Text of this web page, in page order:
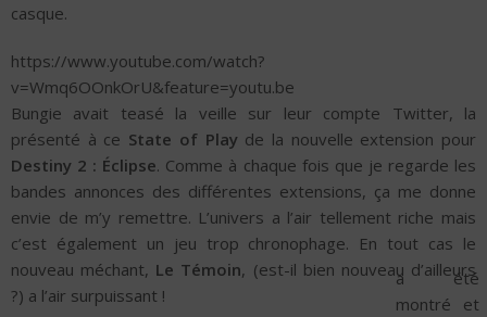
casque.
https://www.youtube.com/watch?
v=Wmq6OOnkOrU&feature=youtu.be
Bungie avait teasé la veille sur leur compte Twitter, la
présenté à ce State of Playde la nouvelle extension pour
Destiny 2 : Éclipse. Comme à chaque fois que je regarde les
bandes annonces des différentes extensions, ça me donne
envie de m’y remettre. L’univers a l’air tellement riche mais
c’est également un jeu trop chronophage. En tout cas le
nouveau méchant, Le Témoin, (est-il bien nouveau d’ailleurs
?) a l’air surpuissant !
a été
montré et